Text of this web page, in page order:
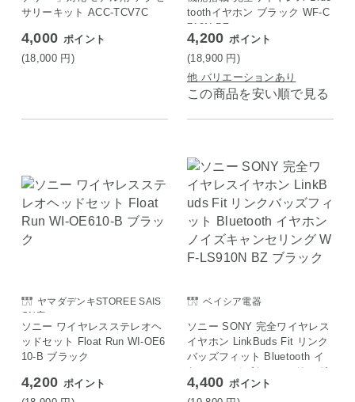
サリーキット ACC-TCV7C
4,000 ポイント
(18,000 円)
toothイヤホン ブラック WF-C
710N-BZ
4,200 ポイント
(18,900 円)
他 バリエーションあり
この商品を安い順で見る
ヤマダデンキSTOREE SAIS
ON店
ソニー ワイヤレスステレオヘ
ッドセット Float Run WI-OE6
10-B ブラック
4,200 ポイント
ベイシア電器
ソニー SONY 完全ワイヤレス
イヤホン LinkBuds Fit リンク
バッズフィット Bluetooth イ
ヤホン ノイズキャンセリング
WF-LS910N BZ ブラック
4,400 ポイント